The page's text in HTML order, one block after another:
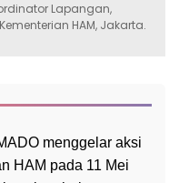
Lapangan,
HAM, Jakarta.
menggelar aksi
HAM pada 11 Mei